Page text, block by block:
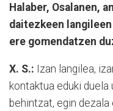
Halaber, Osalanen,
daitezkeen
ere gomendatzen
X. S.: Izan langilea,
kontaktua eduki
behintzat, egin